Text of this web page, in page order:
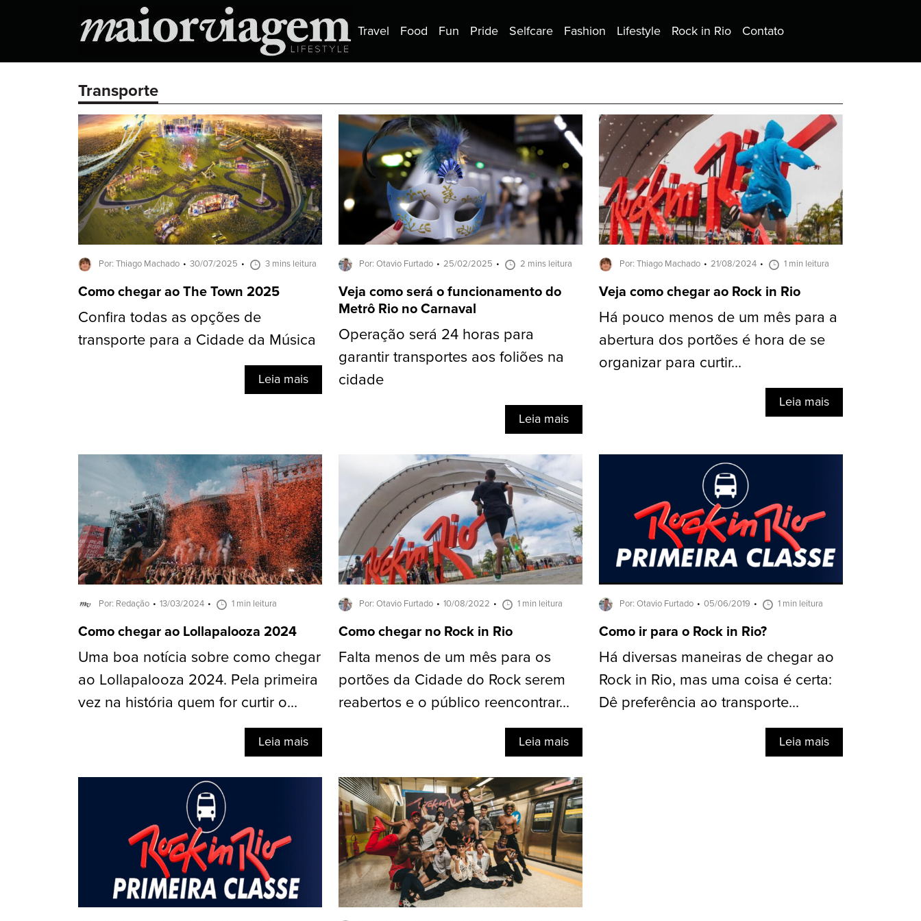
Travel Food Fun Pride Selfcare Fashion Lifestyle Rock in Rio Contato
Transporte
Por: Thiago Machado 30/07/2025 3 mins leitura
Como chegar ao The Town 2025
Confira todas as opções de
transporte para a Cidade da Música
Leia mais
Por: Otavio Furtado 25/02/2025 2 mins leitura
Veja como será o funcionamento do
Metrô Rio no Carnaval
Operação será 24 horas para
garantir transportes aos foliões na
cidade
Leia mais
Por: Thiago Machado 21/08/2024 1 min leitura
Veja como chegar ao Rock in Rio
Há pouco menos de um mês para a
abertura dos portões é hora de se
organizar para curtir...
Leia mais
Por: Redação 13/03/2024 1 min leitura
Como chegar ao Lollapalooza 2024
Uma boa notícia sobre como chegar
ao Lollapalooza 2024. Pela primeira
vez na história quem for curtir o...
Leia mais
Por: Otavio Furtado 10/08/2022 1 min leitura
Como chegar no Rock in Rio
Falta menos de um mês para os
portões da Cidade do Rock serem
reabertos e o público reencontrar...
Leia mais
Por: Otavio Furtado 05/06/2019 1 min leitura
Como ir para o Rock in Rio?
Há diversas maneiras de chegar ao
Rock in Rio, mas uma coisa é certa:
Dê preferência ao transporte...
Leia mais